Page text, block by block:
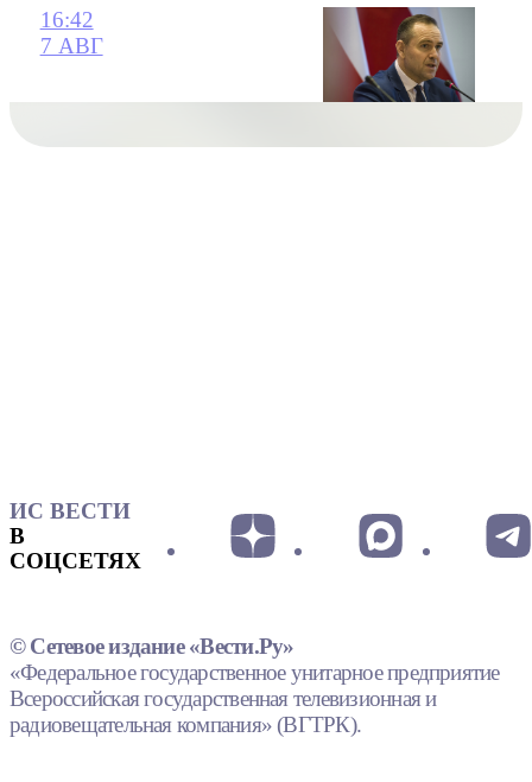
16:42
7 АВГ
ИС ВЕСТИ
В
СОЦСЕТЯХ
© Сетевое издание «Вести.Ру»
«Федеральное государственное унитарное предприятие
Всероссийская государственная телевизионная и
радиовещательная компания» (ВГТРК).